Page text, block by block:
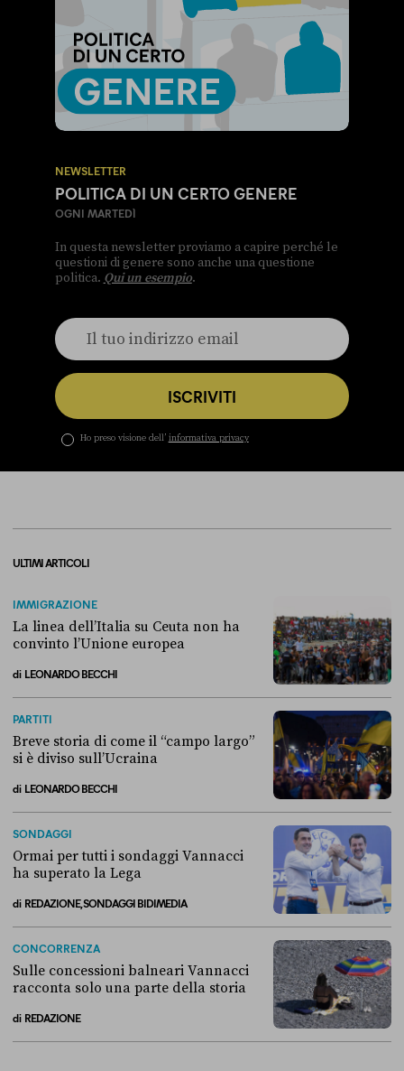
NEWSLETTER
POLITICA DI UN CERTO GENERE
OGNI MARTEDÌ
In questa newsletter proviamo a capire perché le
questioni di genere sono anche una questione
politica. Qui un esempio.
ISCRIVITI
Ho preso visione dell’ informativa privacy
ULTIMI ARTICOLI
IMMIGRAZIONE
La linea dell’Italia su Ceuta non ha
convinto l’Unione europea
di LEONARDO BECCHI
PARTITI
Breve storia di come il “campo largo”
si è diviso sull’Ucraina
di LEONARDO BECCHI
SONDAGGI
Ormai per tutti i sondaggi Vannacci
ha superato la Lega
di REDAZIONE, SONDAGGI BIDIMEDIA
CONCORRENZA
Sulle concessioni balneari Vannacci
racconta solo una parte della storia
di REDAZIONE